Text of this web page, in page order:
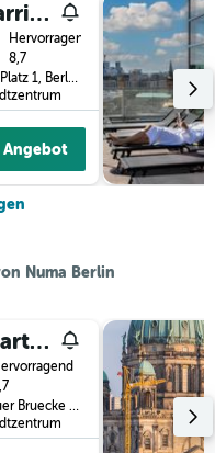
Berlin Marriott Hotel
5
Hervorragend
8,7
Inge-Beisheim-Platz 1, Berlin, Deutschland
Angebot
Numa Berlin
Adina Apartment Hotel Berlin Hackescher Markt
4
An Der Spandauer Bruecke 11, Berlin, Deutschland